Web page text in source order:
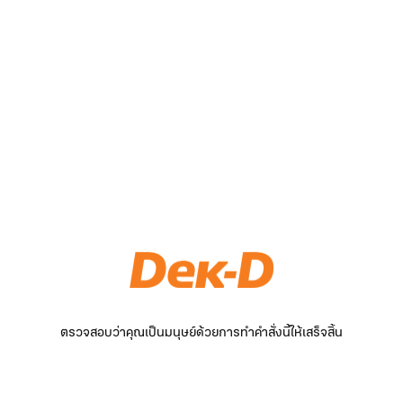
ตรวจสอบว่าคุณเป็นมนุษย์ด้วยการทำคำสั่งนี้ให้เสร็จสิ้น